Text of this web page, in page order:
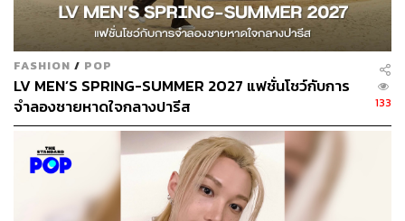
ABOUT THE AUTHOR
FASHION / POP
LV MEN’S SPRING-SUMMER 2027 แฟชั่นโชว์กับการ
จำลองชายหาดใจกลางปารีส
133